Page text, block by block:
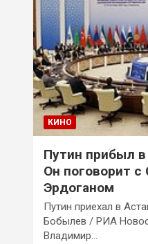
КИНО
Путин прибыл
Он поговорит
Эрдоганом
Путин приехал в
Бобылев / РИА
Владимир…